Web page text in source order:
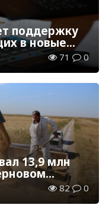
поддержку
в новые
71 0
13,9 млн
82 0